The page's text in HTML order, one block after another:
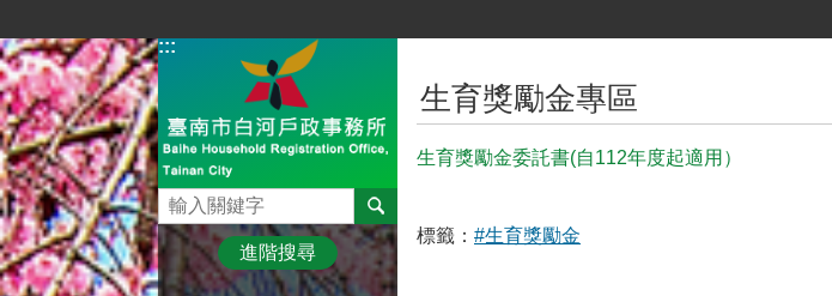
:::
搜尋
進階搜尋
生育獎勵金專區
生育獎勵金委託書(自112年度起適用）
標籤： #生育獎勵金